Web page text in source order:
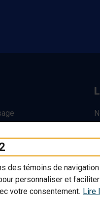
des témoins de
personnaliser et
votre consentement. Lire